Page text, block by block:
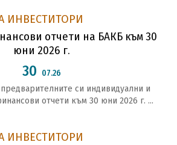
ИНВЕСТИТОРИ
отчети на БАКБ към 30
юни 2026 г.
30 07.26
си индивидуални и
отчети към 30 юни 2026 г. ...
ИНВЕСТИТОРИ